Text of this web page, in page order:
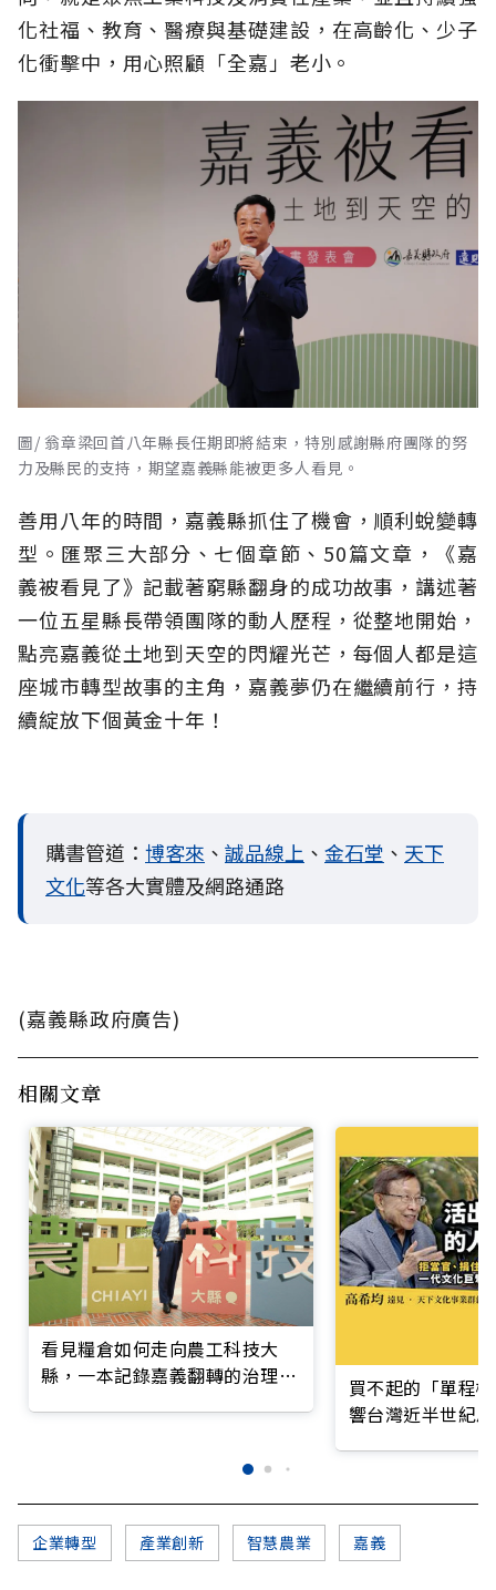
化社福、教育、醫療與基礎建設，在高齡化、少子
化衝擊中，用心照顧「全嘉」老小。
圖/ 翁章梁回首八年縣長任期即將結束，特別感謝縣府團隊的努
力及縣民的支持，期望嘉義縣能被更多人看見。
善用八年的時間，嘉義縣抓住了機會，順利蛻變轉
型。匯聚三大部分、七個章節、50篇文章，《嘉
義被看見了》記載著窮縣翻身的成功故事，講述著
一位五星縣長帶領團隊的動人歷程，從整地開始，
點亮嘉義從土地到天空的閃耀光芒，每個人都是這
座城市轉型故事的主角，嘉義夢仍在繼續前行，持
續綻放下個黃金十年！
購書管道： 博客來 、 誠品線上 、 金石堂 、 天下
文化等各大實體及網路通路
(嘉義縣政府廣告)
相關文章
看見糧倉如何走向農工科技大
縣，一本記錄嘉義翻轉的治理實
買不起的「單程
響台灣近半世紀
企業轉型 產業創新 智慧農業 嘉義